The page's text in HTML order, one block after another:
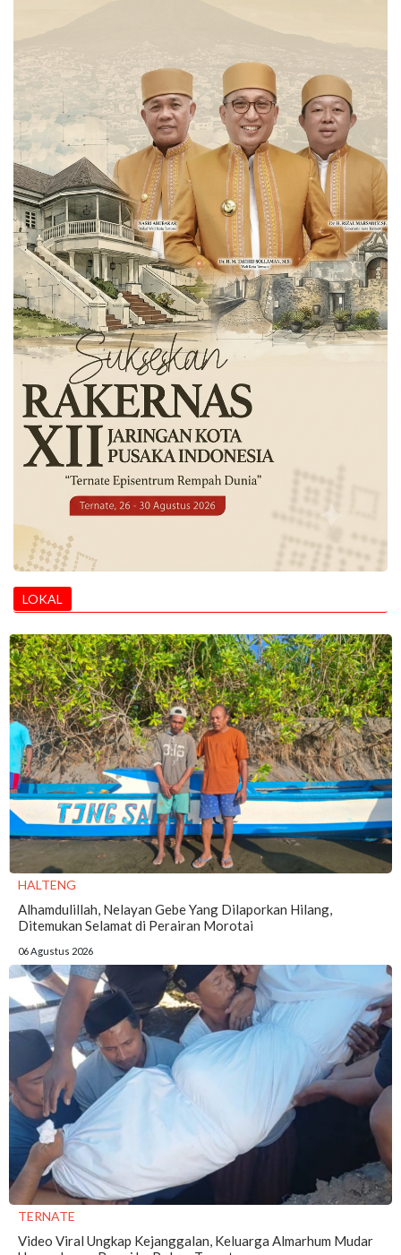
LOKAL
HALTENG
Alhamdulillah, Nelayan Gebe Yang Dilaporkan Hilang,
Ditemukan Selamat di Perairan Morotai
06 Agustus 2026
TERNATE
Video Viral Ungkap Kejanggalan, Keluarga Almarhum Mudar